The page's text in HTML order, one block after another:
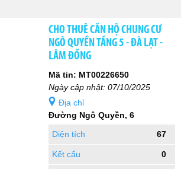
CHO THUÊ CĂN HỘ CHUNG CƯ
NGÔ QUYỀN TẦNG 5 - ĐÀ LẠT -
LÂM ĐỒNG
Mã tin: MT00226650
Ngày cập nhật: 07/10/2025
Địa chỉ
Đường Ngô Quyền, 6
Diện tích
67
Kết cấu 0